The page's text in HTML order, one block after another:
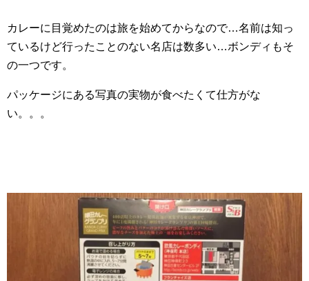
カレーに目覚めたのは旅を始めてからなので…名前は知っ
ているけど行ったことのない名店は数多い…ボンディもそ
の一つです。
パッケージにある写真の実物が食べたくて仕方がな
い。。。